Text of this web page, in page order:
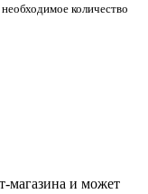
количество
магазина и может